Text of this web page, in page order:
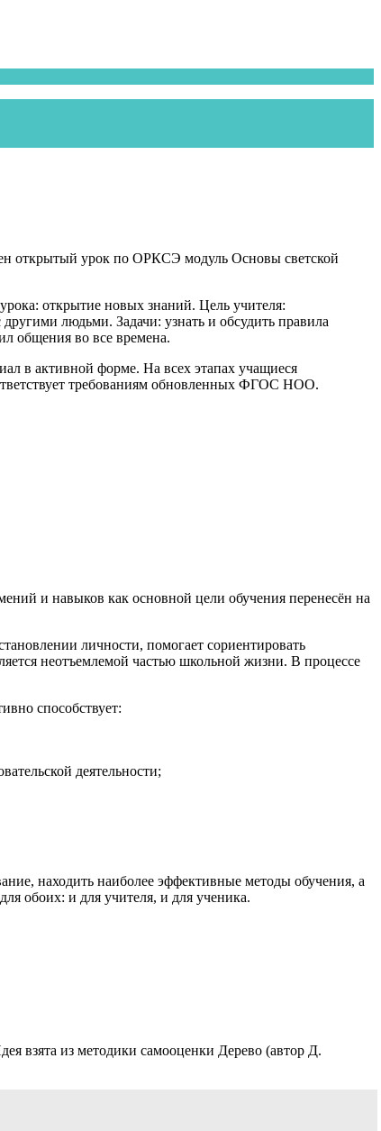
открытый урок по ОРКСЭ модуль Основы светской
открытие новых знаний. Цель учителя:
людьми. Задачи: узнать и обсудить правила
общения во все времена.
в активной форме. На всех этапах учащиеся
требованиям обновленных ФГОС НОО.
и навыков как основной цели обучения перенесён на
личности, помогает сориентировать
неотъемлемой частью школьной жизни. В процессе
способствует:
деятельности;
находить наиболее эффективные методы обучения, а
обоих: и для учителя, и для ученика.
взята из методики самооценки Дерево (автор Д.